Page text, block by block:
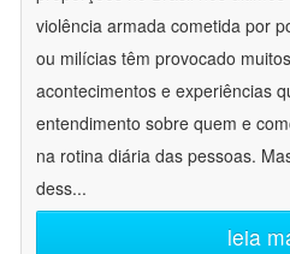
violência armada cometida por
ou milícias têm provocado
acontecimentos e experiências
entendimento sobre quem e
na rotina diária das pessoas.
dess...
leia